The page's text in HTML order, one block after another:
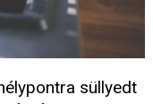
süllyedt